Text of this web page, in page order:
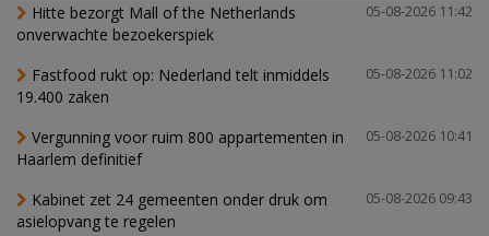
05-08-2026 11:42
Hitte bezorgt Mall of the Netherlands
onverwachte bezoekerspiek
05-08-2026 11:02
Fastfood rukt op: Nederland telt inmiddels
19.400 zaken
05-08-2026 10:41
Vergunning voor ruim 800 appartementen in
Haarlem definitief
05-08-2026 09:43
Kabinet zet 24 gemeenten onder druk om
asielopvang te regelen